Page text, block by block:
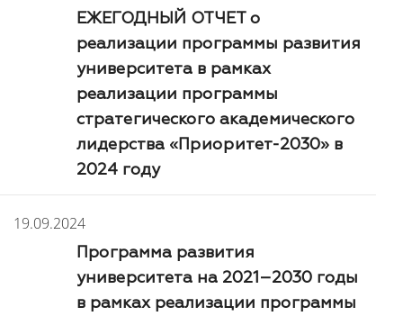
ЕЖЕГОДНЫЙ ОТЧЕТ о
реализации программы развития
университета в рамках
реализации программы
стратегического академического
лидерства «Приоритет-2030» в
2024 году
19.09.2024
Программа развития
университета на 2021–2030 годы
в рамках реализации программы